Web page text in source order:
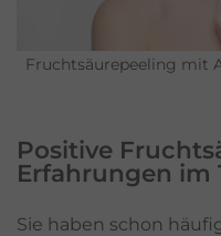
Fruchtsäurepeeling mit
Positive
Erfahrungen im
Sie haben schon